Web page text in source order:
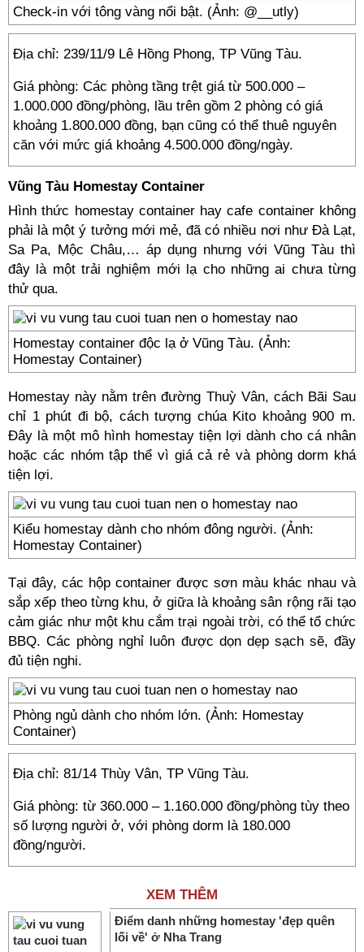
Check-in với tông vàng nổi bật. (Ảnh: @__utly)
Địa chỉ: 239/11/9 Lê Hồng Phong, TP Vũng Tàu.
Giá phòng: Các phòng tầng trệt giá từ 500.000 –
1.000.000 đồng/phòng, lầu trên gồm 2 phòng có giá
khoảng 1.800.000 đồng, bạn cũng có thể thuê nguyên
căn với mức giá khoảng 4.500.000 đồng/ngày.
Vũng Tàu Homestay Container
Hình thức homestay container hay cafe container không
phải là một ý tưởng mới mẻ, đã có nhiều nơi như Đà Lạt,
Sa Pa, Mộc Châu,… áp dụng nhưng với Vũng Tàu thì
đây là một trải nghiệm mới lạ cho những ai chưa từng
thử qua.
Homestay container độc lạ ở Vũng Tàu. (Ảnh:
Homestay Container)
Homestay này nằm trên đường Thuỳ Vân, cách Bãi Sau
chỉ 1 phút đi bộ, cách tượng chúa Kito khoảng 900 m.
Đây là một mô hình homestay tiện lợi dành cho cá nhân
hoặc các nhóm tập thể vì giá cả rẻ và phòng dorm khá
tiện lợi.
Kiểu homestay dành cho nhóm đông người. (Ảnh:
Homestay Container)
Tại đây, các hộp container được sơn màu khác nhau và
sắp xếp theo từng khu, ở giữa là khoảng sân rộng rãi tạo
cảm giác như một khu cắm trại ngoài trời, có thể tổ chức
BBQ. Các phòng nghỉ luôn được dọn dẹp sạch sẽ, đầy
đủ tiện nghi.
Phòng ngủ dành cho nhóm lớn. (Ảnh: Homestay
Container)
Địa chỉ: 81/14 Thùy Vân, TP Vũng Tàu.
Giá phòng: từ 360.000 – 1.160.000 đồng/phòng tùy theo
số lượng người ở, với phòng dorm là 180.000
đồng/người.
XEM THÊM
Điểm danh những homestay 'đẹp quên
lối về' ở Nha Trang